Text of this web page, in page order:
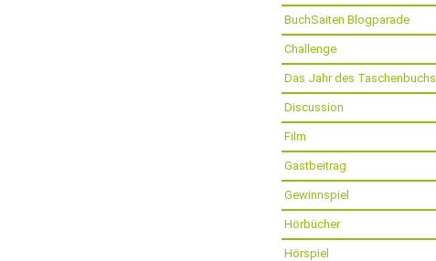
BuchSaiten Blogparade
Challenge
Das Jahr des Taschenbuchs
Discussion
Film
Gastbeitrag
Gewinnspiel
Hörbücher
Hörspiel